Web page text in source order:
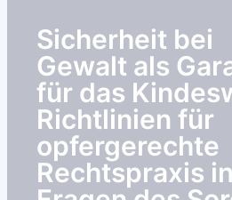
Sicherheit bei
Gewalt als
für das
Richtlinien für
opfergerechte
Rechtspraxis in